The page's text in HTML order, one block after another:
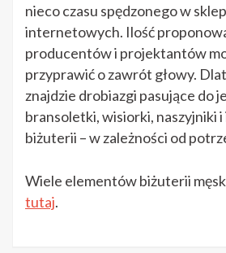
nieco czasu spędzonego w
internetowych. Ilość
producentów i projektantów
przyprawić o zawrót głowy.
znajdzie drobiazgi pasujące do
bransoletki, wisiorki, naszyjniki
biżuterii – w zależności od
Wiele elementów biżuterii
tutaj.